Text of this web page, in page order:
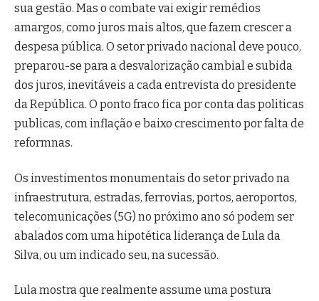
sua gestão. Mas o combate vai exigir remédios
amargos, como juros mais altos, que fazem crescer a
despesa pública. O setor privado nacional deve pouco,
preparou-se para a desvalorização cambial e subida
dos juros, inevitáveis a cada entrevista do presidente
da República. O ponto fraco fica por conta das politicas
publicas, com inflação e baixo crescimento por falta de
reformnas.
Os investimentos monumentais do setor privado na
infraestrutura, estradas, ferrovias, portos, aeroportos,
telecomunicações (5G) no próximo ano só podem ser
abalados com uma hipotética liderança de Lula da
Silva, ou um indicado seu, na sucessão.
Lula mostra que realmente assume uma postura